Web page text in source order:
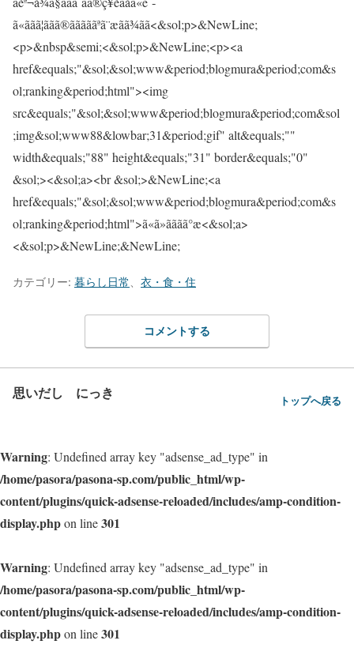
カテゴリー: 暮らし日常 衣・食・住
コメントする
思いだし にっき トップへ戻る
Warning: Undefined array key "adsense_ad_type" in
/home/pasora/pasona-sp.com/public_html/wp-
content/plugins/quick-adsense-reloaded/includes/amp-condition-
display.phpon line301
Warning: Undefined array key "adsense_ad_type" in
/home/pasora/pasona-sp.com/public_html/wp-
content/plugins/quick-adsense-reloaded/includes/amp-condition-
display.phpon line301